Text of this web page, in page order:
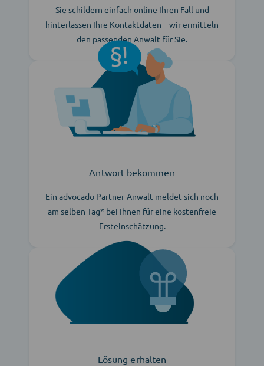
Sie schildern einfach online Ihren Fall und
hinterlassen Ihre Kontaktdaten – wir ermitteln
den passenden Anwalt für Sie.
Antwort bekommen
Ein advocado Partner-Anwalt meldet sich noch
am selben Tag* bei Ihnen für eine kostenfreie
Ersteinschätzung.
Lösung erhalten